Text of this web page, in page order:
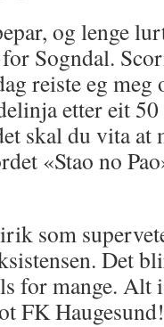
og lenge
Sogndal.
reiste eg meg
etter eit
skal du vita at
«Stao no
som
Det
for mange. Alt
FK Haugesund!